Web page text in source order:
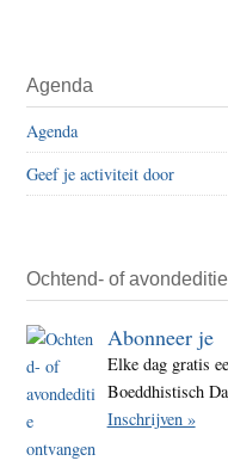
Agenda
Agenda
Geef je activiteit door
Ochtend- of avondeditie
Abonneer je
Elke dag gratis
Boeddhistisch
Inschrijven »